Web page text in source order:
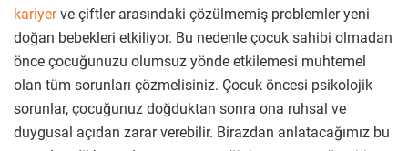
kariyerve çiftler arasındaki çözülmemiş problemler yeni
doğan bebekleri etkiliyor. Bu nedenle çocuk sahibi olmadan
önce çocuğunuzu olumsuz yönde etkilemesi muhtemel
olan tüm sorunları çözmelisiniz. Çocuk öncesi psikolojik
sorunlar, çocuğunuz doğduktan sonra ona ruhsal ve
duygusal açıdan zarar verebilir. Birazdan anlatacağımız bu